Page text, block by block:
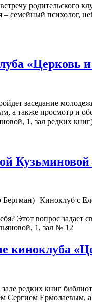
родительского
семейный психолог,
«Церковь
заседание
а также просмотр и
1, зал редких
Кузьминовой
Киноклуб с
Этот вопрос
1, зал № 12
киноклуба
зале редких книг
Сергием Ермолаевым,